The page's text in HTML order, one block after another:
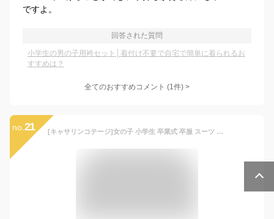
ですよ。
回答された質問
小学生の男の子用袴セット│着付け不要で自宅で簡単に着られるお
すすめは？
全てのおすすめコメント (1件) >
no. 21 [キャサリンコテージ]女の子 小学生 卒業式 卒服 スーツ チェック柄ワイドパンツスーツ TK1130 140cm グレー[GRY] TAK